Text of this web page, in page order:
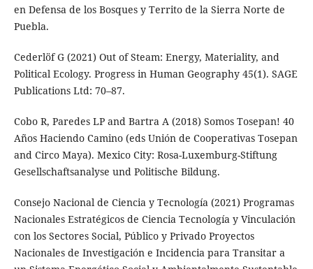
en Defensa de los Bosques y Territo de la Sierra Norte de
Puebla.
Cederlöf G (2021) Out of Steam: Energy, Materiality, and
Political Ecology. Progress in Human Geography 45(1). SAGE
Publications Ltd: 70–87.
Cobo R, Paredes LP and Bartra A (2018) Somos Tosepan! 40
Años Haciendo Camino (eds Unión de Cooperativas Tosepan
and Circo Maya). Mexico City: Rosa-Luxemburg-Stiftung
Gesellschaftsanalyse und Politische Bildung.
Consejo Nacional de Ciencia y Tecnología (2021) Programas
Nacionales Estratégicos de Ciencia Tecnología y Vinculación
con los Sectores Social, Público y Privado Proyectos
Nacionales de Investigación e Incidencia para Transitar a